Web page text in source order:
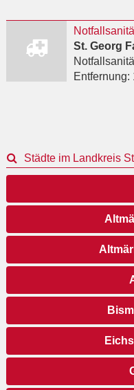
Entfernung:
Städte im Landkreis